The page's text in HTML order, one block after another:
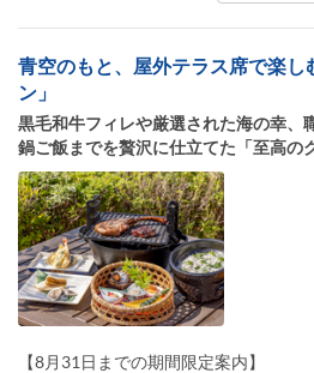
青空のもと、屋外テラス席で楽し
ン」
黒毛和牛フィレや厳選された海の幸、
鍋ご飯までを贅沢に仕立てた「至高の
【8月31日までの期間限定案内】